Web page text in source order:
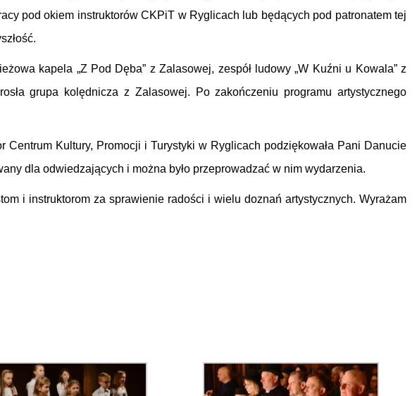
pod okiem instruktorów CKPiT w Ryglicach lub będących pod patronatem tej
kapela „Z Pod Dęba” z Zalasowej, zespół ludowy „W Kuźni u Kowala” z
grupa kolędnicza z Zalasowej. Po zakończeniu programu artystycznego
Kultury, Promocji i Turystyki w Ryglicach podziękowała Pani Danucie
dla odwiedzających i można było przeprowadzać w nim wydarzenia.
i instruktorom za sprawienie radości i wielu doznań artystycznych. Wyrażam